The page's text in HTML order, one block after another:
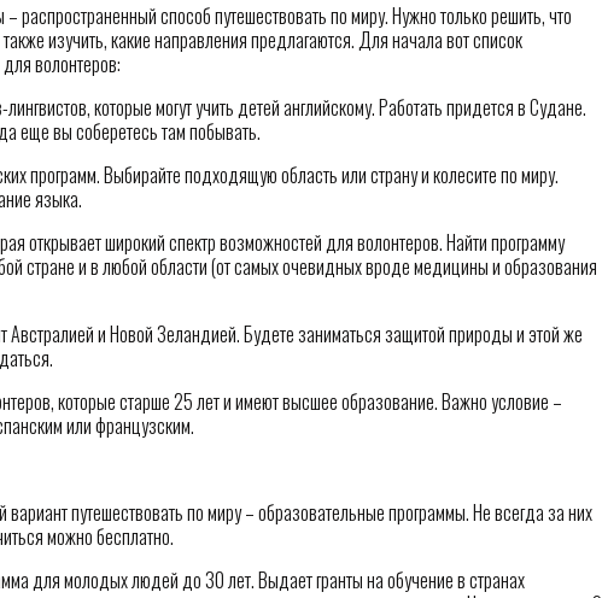
распространенный способ путешествовать по миру. Нужно только решить, что
изучить, какие направления предлагаются. Для начала вот список
волонтеров:
которые могут учить детей английскому. Работать придется в Судане.
еще вы соберетесь там побывать.
программ. Выбирайте подходящую область или страну и колесите по миру.
языка.
открывает широкий спектр возможностей для волонтеров. Найти программу
стране и в любой области (от самых очевидных вроде медицины и образования
Австралией и Новой Зеландией. Будете заниматься защитой природы и этой же
которые старше 25 лет и имеют высшее образование. Важно условие –
или французским.
путешествовать по миру – образовательные программы. Не всегда за них
можно бесплатно.
для молодых людей до 30 лет. Выдает гранты на обучение в странах